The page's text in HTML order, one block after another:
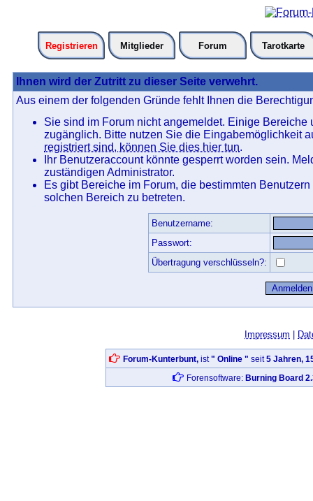
Registrieren Mitglieder Forum Tarotkarte
Ihnen wird der Zutritt zu dieser Seite verwehrt.
Aus einem der folgenden Gründe fehlt Ihnen die
Sie sind im Forum nicht angemeldet. Einige
zugänglich. Bitte nutzen Sie die Eingabemöglichkeit
registriert sind, können Sie dies hier tun.
Ihr Benutzeraccount könnte gesperrt worden sein.
zuständigen Administrator.
Es gibt Bereiche im Forum, die bestimmten
solchen Bereich zu betreten.
Benutzername:
Passwort:
Übertragung verschlüsseln?:
Impressum
Forum-Kunterbunt,ist" Online " seit5 Jahren,
Forensoftware: Burning Board